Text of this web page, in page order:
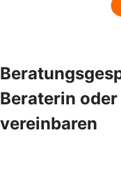
Beraterin
vereinbaren